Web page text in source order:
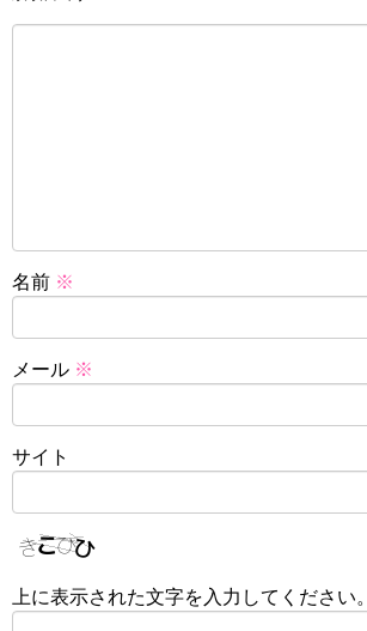
名前 ※
メール ※
サイト
上に表示された文字を入力してください。